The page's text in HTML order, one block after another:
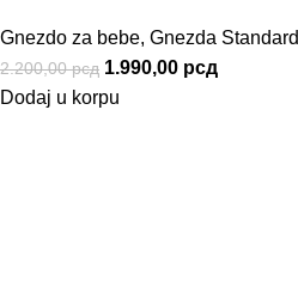
Gnezdo za bebe, Gnezda Standard
2.200,00рсд 1.990,00 рсд
Dodaj u korpu